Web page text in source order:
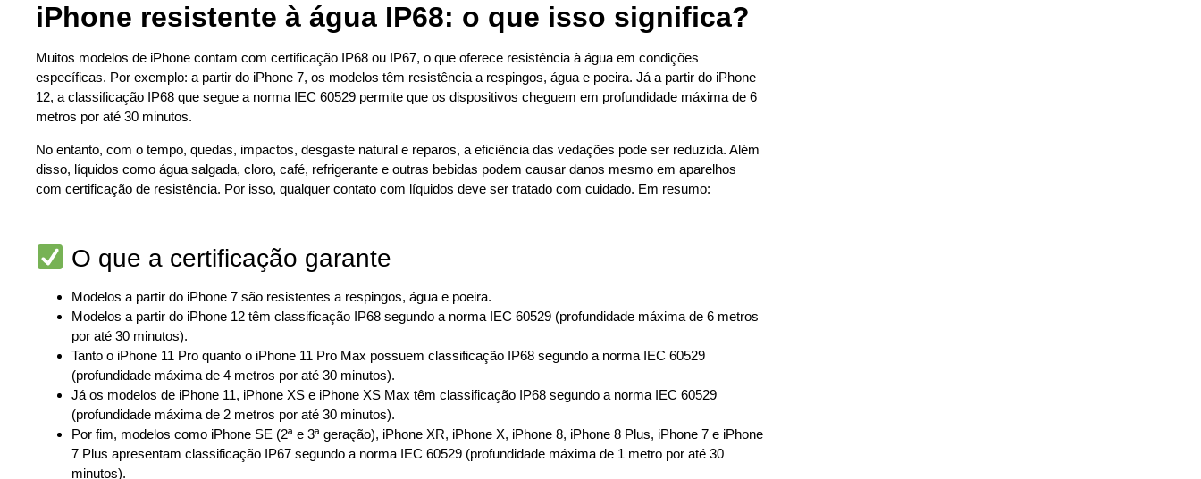
iPhone resistente à água IP68: o que isso significa?
Muitos modelos de iPhone contam com certificação IP68 ou IP67, o que oferece resistência à água em condições
específicas. Por exemplo: a partir do iPhone 7, os modelos têm resistência a respingos, água e poeira. Já a partir do iPhone
12, a classificação IP68 que segue a norma IEC 60529 permite que os dispositivos cheguem em profundidade máxima de 6
metros por até 30 minutos.
No entanto, com o tempo, quedas, impactos, desgaste natural e reparos, a eficiência das vedações pode ser reduzida. Além
disso, líquidos como água salgada, cloro, café, refrigerante e outras bebidas podem causar danos mesmo em aparelhos
com certificação de resistência. Por isso, qualquer contato com líquidos deve ser tratado com cuidado. Em resumo:
O que a certificação garante
Modelos a partir do iPhone 7 são resistentes a respingos, água e poeira.
Modelos a partir do iPhone 12 têm classificação IP68 segundo a norma IEC 60529 (profundidade máxima de 6 metros
por até 30 minutos).
Tanto o iPhone 11 Pro quanto o iPhone 11 Pro Max possuem classificação IP68 segundo a norma IEC 60529
(profundidade máxima de 4 metros por até 30 minutos).
Já os modelos de iPhone 11, iPhone XS e iPhone XS Max têm classificação IP68 segundo a norma IEC 60529
(profundidade máxima de 2 metros por até 30 minutos).
Por fim, modelos como iPhone SE (2ª e 3ª geração), iPhone XR, iPhone X, iPhone 8, iPhone 8 Plus, iPhone 7 e iPhone
7 Plus apresentam classificação IP67 segundo a norma IEC 60529 (profundidade máxima de 1 metro por até 30
minutos).